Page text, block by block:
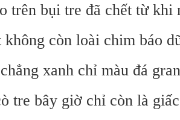
trên bụi tre đã chết từ khi
không còn loài chim báo
xanh chỉ màu đá
tre bây giờ chỉ còn là